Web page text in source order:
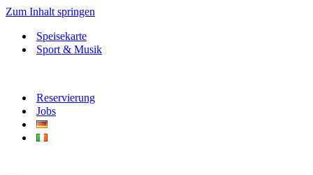
Zum Inhalt springen
Speisekarte
Sport & Musik
Reservierung
Jobs